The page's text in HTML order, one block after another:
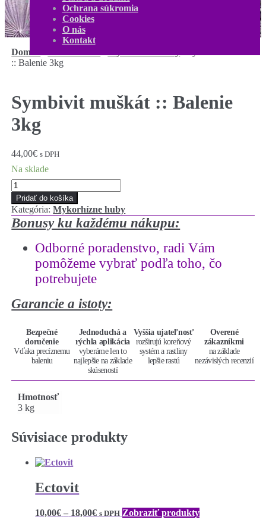
Ochrana súkromia
Cookies
O nás
Kontakt
€ 0 produktov
Domov
:: Balenie 3kg
Symbivit muškát :: Balenie
3kg
44,00€ s DPH
Na sklade
množstvo
Symbivit
muškát
::
Balenie
Pridať do košíka
Kategória:Mykorhízne huby
Bonusy ku každému nákupu:
Odborné poradenstvo,radi Vám
pomôžeme vybrať podľa toho, čo
potrebujete
Garancie a istoty:
Bezpečné
doručenie
Vďaka precíznemu
baleniu
Jednoduchá a
rýchla aplikácia
vyberáme len to
najlepšie na základe
skúseností
Vyššia ujateľnosť
rozširujú koreňový
systém a rastliny
lepšie rastú
Overené
zákazníkmi
na základe
nezávislých recenzií
Hmotnosť
3 kg
Súvisiace produkty
Ectovit
10,00€ – 18,00€Price
s DPH Zobraziť produkty